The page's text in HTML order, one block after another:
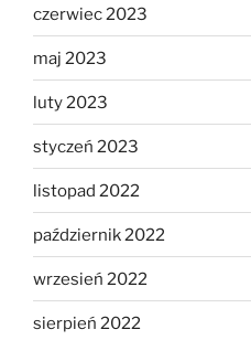
czerwiec 2023
maj 2023
luty 2023
styczeń 2023
listopad 2022
październik 2022
wrzesień 2022
sierpień 2022